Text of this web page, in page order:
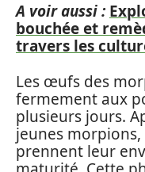
A voir aussi :
bouchée et
travers les
Les œufs des
fermement aux
plusieurs jours.
jeunes
prennent leur